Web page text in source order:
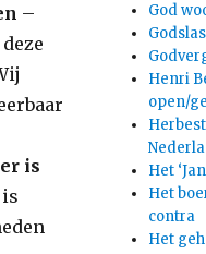
–
is
God
Henri
open/
Het
Het
contra
Het